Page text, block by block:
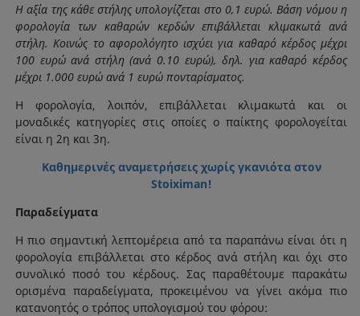
H αξία της κάθε στήλης υπολογίζεται στο 0,1 ευρώ. Βάση νόμου η
φορολογία των καθαρών κερδών επιβάλλεται κλιμακωτά ανά
στήλη. Κοινώς το αφορολόγητο ισχύει για καθαρό κέρδος μέχρι
100 ευρώ ανά στήλη (ανά 0.10 ευρώ), δηλ. για καθαρό κέρδος
μέχρι 1.000 ευρώ ανά 1 ευρώ πονταρίσματος.
Η φορολογία, λοιπόν, επιβάλλεται κλιμακωτά και οι
μοναδικές κατηγορίες στις οποίες ο παίκτης φορολογείται
είναι η 2η και 3η.
Καθημερινές αναμετρήσεις χωρίς γκανιότα στον
Stoiximan!
Παραδείγματα
Η πιο σημαντική λεπτομέρεια από τα παραπάνω είναι ότι η
φορολογία επιβάλλεται στο κέρδος ανά στήλη και όχι στο
συνολικό ποσό του κέρδους. Σας παραθέτουμε παρακάτω
ορισμένα παραδείγματα, προκειμένου να γίνει ακόμα πιο
κατανοητός ο τρόπος υπολογισμού του φόρου: